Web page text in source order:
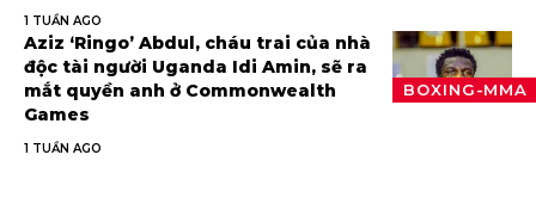
1 TUẦN AGO
BOXING-MMA
Aziz ‘Ringo’ Abdul, cháu trai của nhà
độc tài người Uganda Idi Amin, sẽ ra
mắt quyền anh ở Commonwealth
Games
1 TUẦN AGO